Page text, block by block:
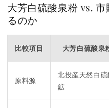
大芳白硫酸泉粉 vs.
るのか
比較項目 大芳白硫酸泉
原料源
北投産天然白硫
鉱